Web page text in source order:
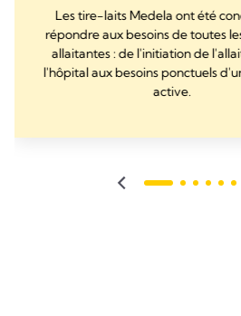
Les tire-laits Medela ont été
répondre aux besoins de toutes
allaitantes : de l'initiation de
l'hôpital aux besoins ponctuels
active.